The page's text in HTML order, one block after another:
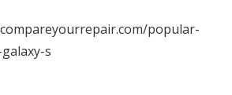
popular-
s